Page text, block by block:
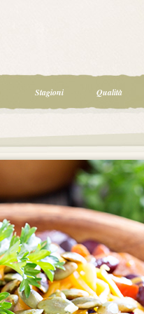
Stagioni Qualità